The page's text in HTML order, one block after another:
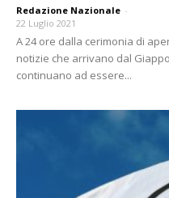
Redazione Nazionale -
22 Luglio 2021
A 24 ore dalla cerimonia di
notizie che arrivano dal
continuano ad essere...